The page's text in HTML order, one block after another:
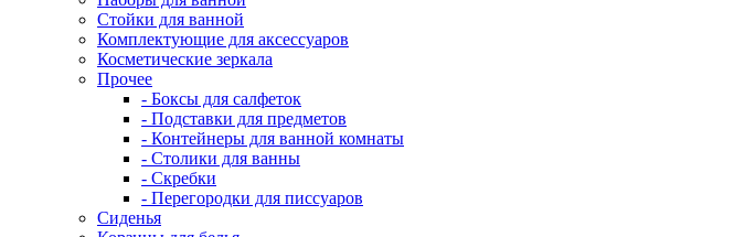
Стойки для ванной
Комплектующие для аксессуаров
Косметические зеркала
Прочее
- Боксы для салфеток
- Подставки для предметов
- Контейнеры для ванной комнаты
- Столики для ванны
- Скребки
- Перегородки для писсуаров
Сиденья